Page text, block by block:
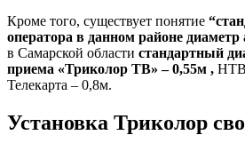
Кроме того, существует понятие
оператора в данном районе
в Самарской области стандартный
приема «Триколор ТВ» – 0,55м , НТВ
Телекарта – 0,8м.
Установка Триколор